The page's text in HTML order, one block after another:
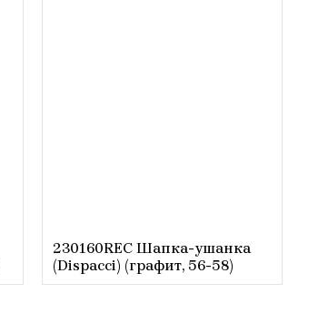
230160REC Шапка-ушанка
(Dispacci) (графит, 56-58)